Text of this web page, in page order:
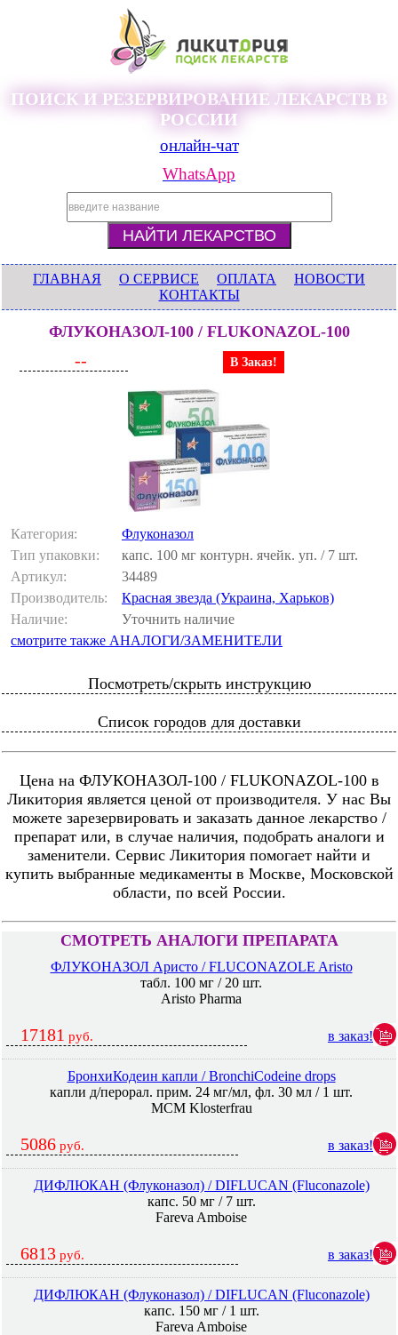
ПОИСК И РЕЗЕРВИРОВАНИЕ ЛЕКАРСТВ В
РОССИИ
онлайн-чат
WhatsApp
ГЛАВНАЯ О СЕРВИСЕ ОПЛАТА
НОВОСТИ
КОНТАКТЫ
ФЛУКОНАЗОЛ-100 / FLUKONAZOL-100
-- В Заказ!
Категория:
Флуконазол
Тип упаковки:
капс. 100 мг контурн. ячейк. уп. / 7 шт.
Артикул:
34489
Производитель:
Красная звезда (Украина, Харьков)
Наличие:
Уточнить наличие
смотрите также АНАЛОГИ/ЗАМЕНИТЕЛИ
Посмотреть/скрыть инструкцию
Список городов для доставки
Цена на ФЛУКОНАЗОЛ-100 / FLUKONAZOL-100 в
Ликитория является ценой от производителя. У нас Вы
можете зарезервировать и заказать данное лекарство /
препарат или, в случае наличия, подобрать аналоги и
заменители. Сервис Ликитория помогает найти и
купить выбранные медикаменты в Москве, Московской
области, по всей России.
СМОТРЕТЬ АНАЛОГИ ПРЕПАРАТА
ФЛУКОНАЗОЛ Аристо / FLUCONAZOLE Aristo
табл. 100 мг / 20 шт.
Aristo Pharma
17181 руб. в заказ!
БронхиКодеин капли / BronchiCodeine drops
капли д/перорал. прим. 24 мг/мл, фл. 30 мл / 1 шт.
MCM Klosterfrau
5086 руб. в заказ!
ДИФЛЮКАН (Флуконазол) / DIFLUCAN (Fluconazole)
капс. 50 мг / 7 шт.
Fareva Amboise
6813 руб. в заказ!
ДИФЛЮКАН (Флуконазол) / DIFLUCAN (Fluconazole)
капс. 150 мг / 1 шт.
Fareva Amboise